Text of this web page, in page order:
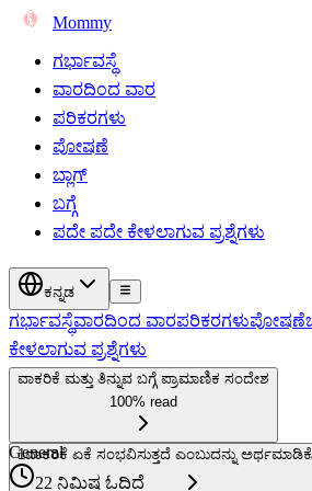
Mommy
ಗರ್ಭಾವಸ್ಥೆ
ವಾರದಿಂದ ವಾರ
ಪರಿಕರಗಳು
ಪೋಷಣೆ
ಬ್ಲಾಗ್
ಬಗ್ಗೆ
ಪದೇ ಪದೇ ಕೇಳಲಾಗುವ ಪ್ರಶ್ನೆಗಳು
ಕನ್ನಡ
ಗರ್ಭಾವಸ್ಥೆವಾರದಿಂದ ವಾರಪರಿಕರಗಳುಪೋಷಣೆ
ಕೇಳಲಾಗುವ ಪ್ರಶ್ನೆಗಳು
ವಾಕರಿಕೆ ಮತ್ತು ತಿನ್ನುವ ಬಗ್ಗೆ ಪ್ರಾಮಾಣಿಕ ಸಂದೇಶ
100% read
1ವಾಕರಿಕೆ ಏಕೆ ಸಂಭವಿಸುತ್ತದೆ ಎಂಬುದನ್ನು
General
22 ನಿಮಿಷ ಓದಿದೆ